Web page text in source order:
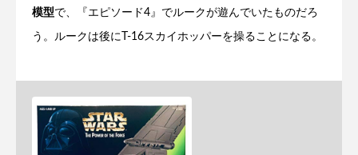
模型で、『エピソード4』でルークが遊んでいたものだろ
う。ルークは後にT-16スカイホッパーを操ることになる。